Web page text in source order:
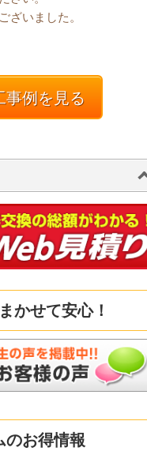
ざいました。
事例を見る
かせて安心！
のお得情報